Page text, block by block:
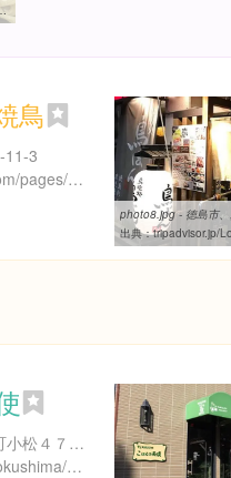
鳥
11-3
https://m.facebook.com/pages/%E9%B3%A5%E3%81%BC%E3%82%93%E7%82%AD%E7%81%AB%E7%84%BC%E9%B3%A5/156806097665803
出典：tripadvisor.jp/LocationPhotoDirectLink-g298236-d7451212-
徳島県小松島市櫛渕町小松４７-４
https://tabelog.com/tokushima/A3601/A360103/36000210/